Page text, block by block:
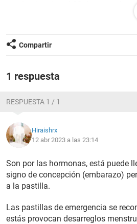
pastilla o necesariamente tendía q
Compartir
1 respuesta
RESPUESTA 1 / 1
Hiraishrx
12 abr 2023 a las 23:14
Son por las hormonas, está puede
signo de concepción (embarazo)
a la pastilla.
Las pastillas de emergencia se
estás provocan desarreglos